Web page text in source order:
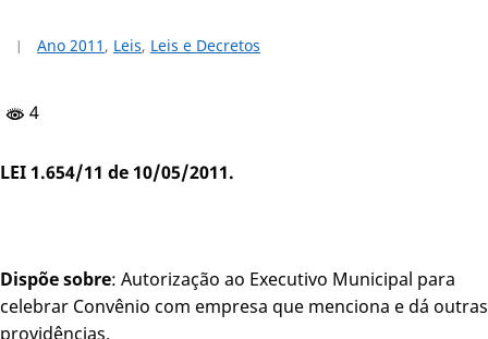
Ano 2011 , Leis, Leis e Decretos
4
LEI 1.654/11 de 10/05/2011.
Dispõe sobre: Autorização ao Executivo Municipal para
celebrar Convênio com empresa que menciona e dá outras
providências.